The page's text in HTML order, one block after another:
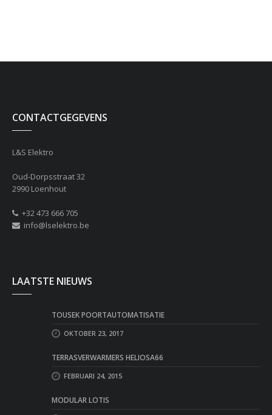
CONTACTGEGEVENS
L&S Elektro
Oud-Dorpsstraat 32
2990 Loenhout
+32 473 666 705
info@lselektro.be
LAATSTE NIEUWS
TOUSEK POORTAUTOMATISATIE
OKTOBER 23, 2017
TERRASVERWARMERS HELIOSA66
FEBRUARI 24, 2015
MODULAR LOTIS